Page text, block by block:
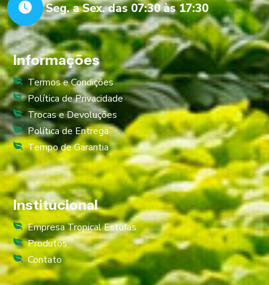
Seg. a Sex. das 07:30 às 17:30
Informações
Termos e Condições
Política de Privacidade
Trocas e Devoluções
Política de Entrega
Tempo de Garantia
Institucional
Empresa Tropical Estufas
Produtos
Contato